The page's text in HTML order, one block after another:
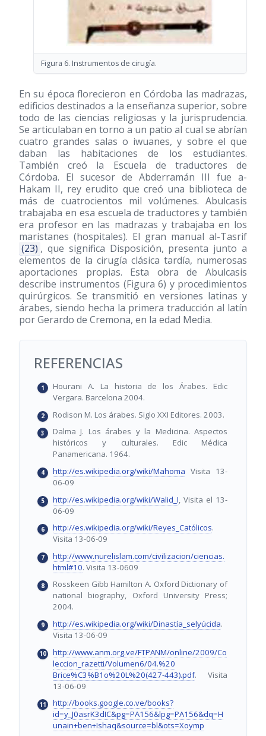
Figura 6. Instrumentos de cirugía.
En su época florecieron en Córdoba las madrazas,
edificios destinados a la enseñanza superior, sobre
todo de las ciencias religiosas y la jurisprudencia.
Se articulaban en torno a un patio al cual se abrían
cuatro grandes salas o iwuanes, y sobre el que
daban las habitaciones de los estudiantes.
También creó la Escuela de traductores de
Córdoba. El sucesor de Abderramán III fue a-
Hakam II, rey erudito que creó una biblioteca de
más de cuatrocientos mil volúmenes. Abulcasis
trabajaba en esa escuela de traductores y también
era profesor en las madrazas y trabajaba en los
maristanes (hospitales). El gran manual al-Tasrif
(23) , que significa Disposición, presenta junto a
elementos de la cirugía clásica tardía, numerosas
aportaciones propias. Esta obra de Abulcasis
describe instrumentos (Figura 6) y procedimientos
quirúrgicos. Se transmitió en versiones latinas y
árabes, siendo hecha la primera traducción al latín
por Gerardo de Cremona, en la edad Media.
REFERENCIAS
Hourani A. La historia de los Árabes. Edic
Vergara. Barcelona 2004.
Rodison M. Los árabes. Siglo XXI Editores. 2003.
Dalma J. Los árabes y la Medicina. Aspectos
históricos y culturales. Edic Médica
Panamericana. 1964.
http://es.wikipedia.org/wiki/Mahoma Visita 13-
06-09
http://es.wikipedia.org/wiki/Walid_I , Visita el 13-
06-09
http://es.wikipedia.org/wiki/Reyes_Católicos.
Visita 13-06-09
http://www.nurelislam.com/civilizacion/ciencias.
html#10. Visita 13-0609
Rosskeen Gibb Hamilton A. Oxford Dictionary of
national biography, Oxford University Press;
2004.
http://es.wikipedia.org/wiki/Dinastía_selyúcida.
Visita 13-06-09
http://www.anm.org.ve/FTPANM/online/2009/Co
leccion_razetti/Volumen6/04.%20
Brice%C3%B1o%20L%20(427-443).pdf. Visita
13-06-09
http://books.google.co.ve/books?
id=y_J0asrK3dIC&pg=PA156&lpg=PA156&dq=H
unain+ben+Ishaq&source=bl&ots=Xoymp